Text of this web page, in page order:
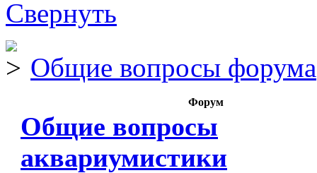
Общие вопросы форума
Форум
Общие вопросы
аквариумистики